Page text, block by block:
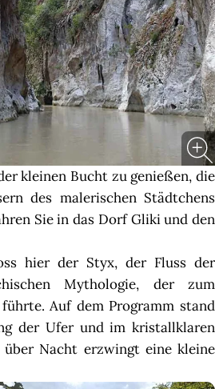
kleinen Bucht zu genießen, die
des malerischen Städtchens
Sie in das Dorf Gliki und den
hier der Styx, der Fluss der
Mythologie, der zum
Auf dem Programm stand
der Ufer und im kristallklaren
über Nacht erzwingt eine kleine